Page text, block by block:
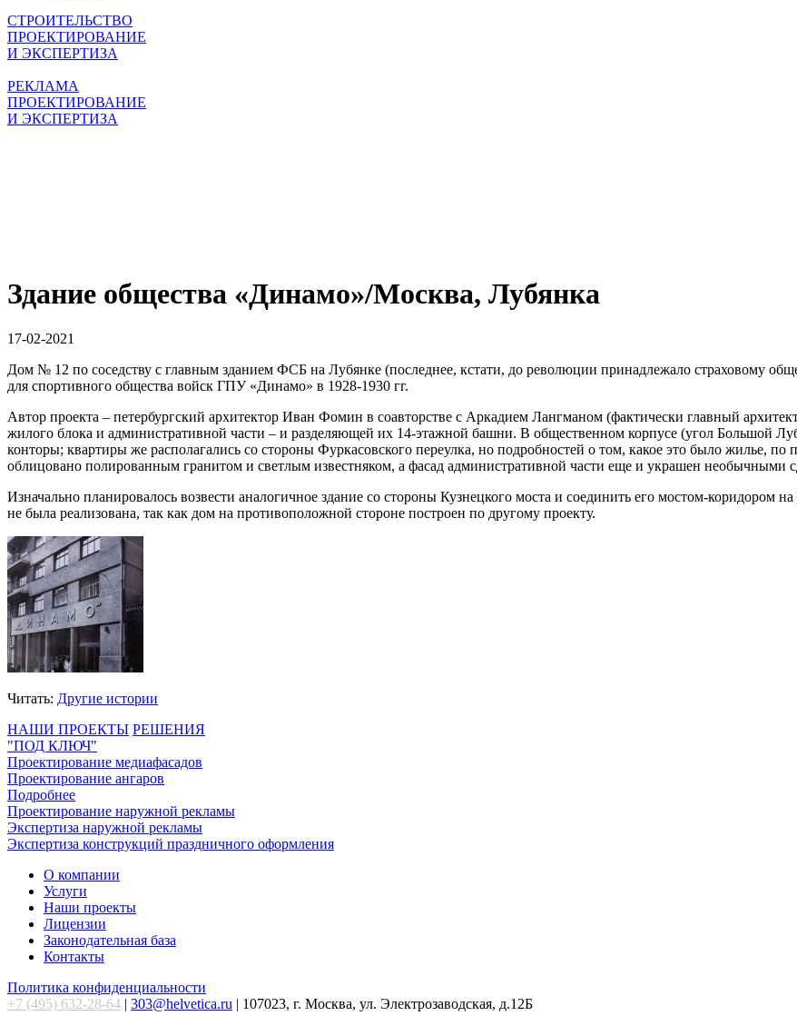
СТРОИТЕЛЬСТВО
ПРОЕКТИРОВАНИЕ
И ЭКСПЕРТИЗА
РЕКЛАМА
ПРОЕКТИРОВАНИЕ
И ЭКСПЕРТИЗА
Здание общества «Динамо»/Москва, Лубянка
17-02-2021
Дом № 12 по соседству с главным зданием ФСБ на Лубянке (последнее, кстати, до революции принадлежало страховому
для спортивного общества войск ГПУ «Динамо» в 1928-1930 гг.
Автор проекта – петербургский архитектор Иван Фомин в соавторстве с Аркадием Лангманом (фактически главный
жилого блока и административной части – и разделяющей их 14-этажной башни. В общественном корпусе (угол Большой
конторы; квартиры же располагались со стороны Фуркасовского переулка, но подробностей о том, какое это было жилье,
облицовано полированным гранитом и светлым известняком, а фасад административной части еще и украшен необычными
Изначально планировалось возвести аналогичное здание со стороны Кузнецкого моста и соединить его мостом-
не была реализована, так как дом на противоположной стороне построен по другому проекту.
Читать: Другие истории
НАШИ ПРОЕКТЫ РЕШЕНИЯ
"ПОД КЛЮЧ"
Проектирование медиафасадов
Проектирование ангаров
Подробнее
Проектирование наружной рекламы
Экспертиза наружной рекламы
Экспертиза конструкций праздничного оформления
О компании
Услуги
Наши проекты
Лицензии
Законодательная база
Контакты
Политика конфиденциальности
+7 (495) 632-28-64 | 303@helvetica.ru | 107023, г. Москва, ул. Электрозаводская, д.12Б